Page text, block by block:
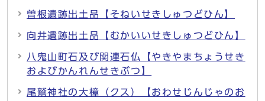
曽根遺跡出土品【そねいせきしゅつどひん】
向井遺跡出土品【むかいいせきしゅつどひん】
八鬼山町石及び関連石仏【やきやまちょうせき
およびかんれんせきぶつ】
尾鷲神社の大樟（クス）【おわせじんじゃのお